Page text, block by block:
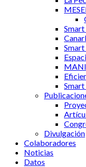
Divulgación
Colaboradores
Noticias
Datos